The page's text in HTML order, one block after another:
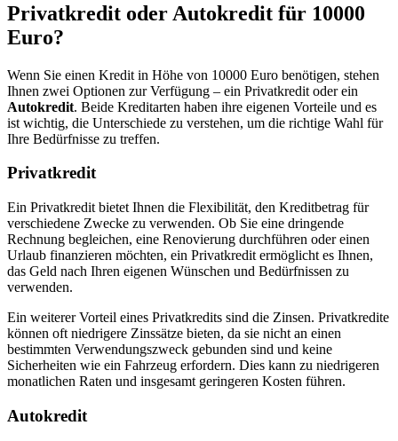
Privatkredit oder Autokredit für 10000
Euro?
Wenn Sie einen Kredit in Höhe von 10000 Euro benötigen, stehen
Ihnen zwei Optionen zur Verfügung – ein Privatkredit oder ein
Autokredit. Beide Kreditarten haben ihre eigenen Vorteile und es
ist wichtig, die Unterschiede zu verstehen, um die richtige Wahl für
Ihre Bedürfnisse zu treffen.
Privatkredit
Ein Privatkredit bietet Ihnen die Flexibilität, den Kreditbetrag für
verschiedene Zwecke zu verwenden. Ob Sie eine dringende
Rechnung begleichen, eine Renovierung durchführen oder einen
Urlaub finanzieren möchten, ein Privatkredit ermöglicht es Ihnen,
das Geld nach Ihren eigenen Wünschen und Bedürfnissen zu
verwenden.
Ein weiterer Vorteil eines Privatkredits sind die Zinsen. Privatkredite
können oft niedrigere Zinssätze bieten, da sie nicht an einen
bestimmten Verwendungszweck gebunden sind und keine
Sicherheiten wie ein Fahrzeug erfordern. Dies kann zu niedrigeren
monatlichen Raten und insgesamt geringeren Kosten führen.
Autokredit